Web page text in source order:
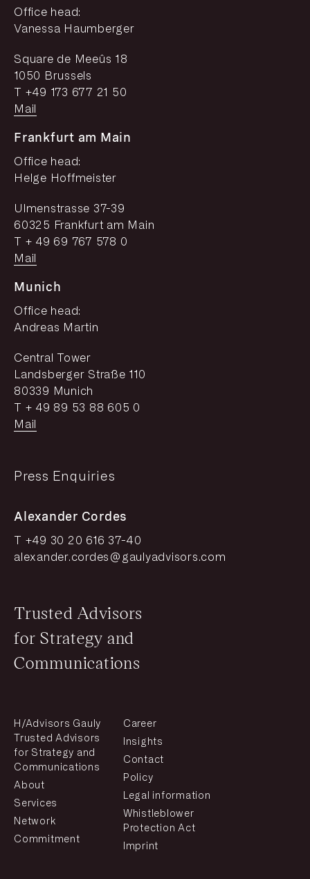
Office head:
Vanessa Haumberger
Square de Meeûs 18
1050 Brussels
T +49 173 677 21 50
Mail
Frankfurt am Main
Office head:
Helge Hoffmeister
Ulmenstrasse 37-39
60325 Frankfurt am Main
T + 49 69 767 578 0
Mail
Munich
Office head:
Andreas Martin
Central Tower
Landsberger Straße 110
80339 Munich
T + 49 89 53 88 605 0
Mail
Press Enquiries
Alexander Cordes
T +49 30 20 616 37-40
alexander.cordes@gaulyadvisors.com
Trusted Advisors
for Strategy and
Communications
H/Advisors Gauly
Trusted Advisors
for Strategy and
Communications
About
Services
Network
Commitment
Career
Insights
Contact
Policy
Legal information
Whistleblower
Protection Act
Imprint